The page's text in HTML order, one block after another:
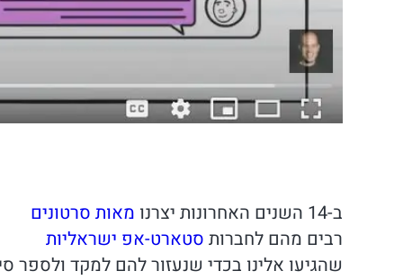
ב-14 השנים האחרונות יצרנו
מאות סרטונים
רבים מהם לחברות סטארט-אפ ישראליות
שהגיעו אלינו בכדי שנעזור להם למקד ולספר